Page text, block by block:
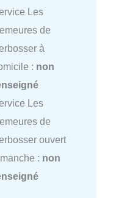
Les
de
à
: non
Les
de
ouvert
: non